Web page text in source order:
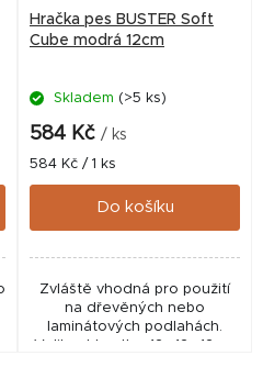
Hračka pes BUSTER Soft
Cube modrá 12cm
Skladem (>5 ks)
584 Kč / ks
Měrná
cena:
584 Kč / 1 ks
Do košíku
Zvláště vhodná pro použití
na dřevěných nebo
laminátových podlahách.